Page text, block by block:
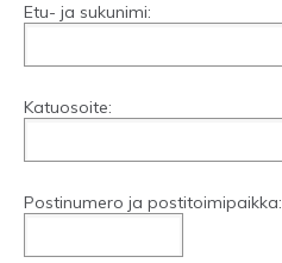
Etu- ja sukunimi:
Katuosoite:
Postinumero ja postitoimipaikka: